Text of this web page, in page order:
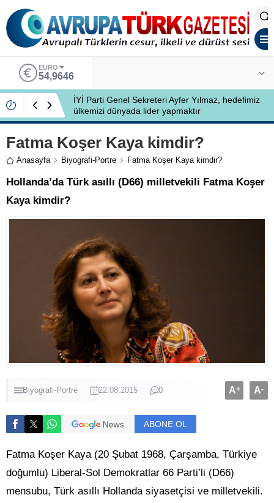
EURO
54,9646
İYİ Parti Genel Sekreteri Ayfer Yılmaz, hedefimiz
ülkemizi dünyada lider yapmaktır
Fatma Koşer Kaya kimdir?
Anasayfa Biyografi-Portre Fatma Koşer Kaya kimdir?
Hollanda’da Türk asıllı (D66) milletvekili Fatma Koşer
Kaya kimdir?
Biyografi-Portre 22.08.2015 0 A+ A-
ABONE OL
Fatma Koşer Kaya (20 Şubat 1968, Çarşamba, Türkiye
doğumlu) Liberal-Sol Demokratlar 66 Parti’li (D66)
mensubu, Türk asıllı Hollanda siyasetçisi ve milletvekili.